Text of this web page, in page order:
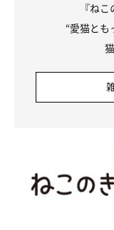
『ね
“愛猫とも